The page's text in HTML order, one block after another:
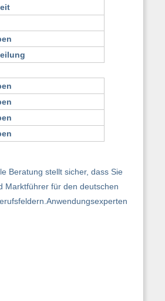
Beratung stellt sicher, dass Sie
Marktführer für den deutschen